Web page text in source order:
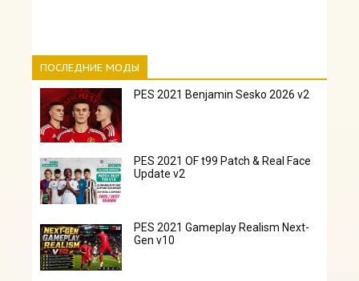
ПОСЛЕДНИЕ МОДЫ
PES 2021 Benjamin Sesko 2026 v2
PES 2021 OF t99 Patch & Real Face
Update v2
PES 2021 Gameplay Realism Next-
Gen v10